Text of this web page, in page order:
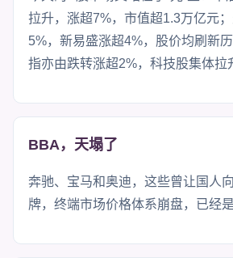
拉升，涨超7%，市值超1.3万亿元
5%，新易盛涨超4%，股价均刷新
指亦由跌转涨超2%，科技股集体拉
BBA，天塌了
奔驰、宝马和奥迪，这些曾让国人
牌，终端市场价格体系崩盘，已经